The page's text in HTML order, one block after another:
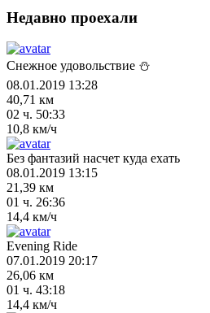
Недавно проехали
Снежное удовольствие ⛄
08.01.2019 13:28
40,71 км
02 ч. 50:33
10,8 км/ч
Без фантазий насчет куда ехать
08.01.2019 13:15
21,39 км
01 ч. 26:36
14,4 км/ч
Evening Ride
07.01.2019 20:17
26,06 км
01 ч. 43:18
14,4 км/ч